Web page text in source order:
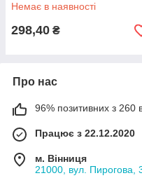
Немає в наявності
298,40 ₴
Про нас
96% позитивних з 260
Працює з 22.12.2020
м. Вінниця
21000, вул. Пирогова,